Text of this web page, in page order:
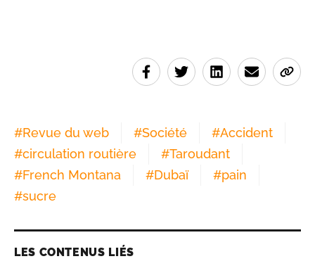
#Revue du web #Société #Accident
#circulation routière #Taroudant
#French Montana #Dubaï #pain
#sucre
LES CONTENUS LIÉS